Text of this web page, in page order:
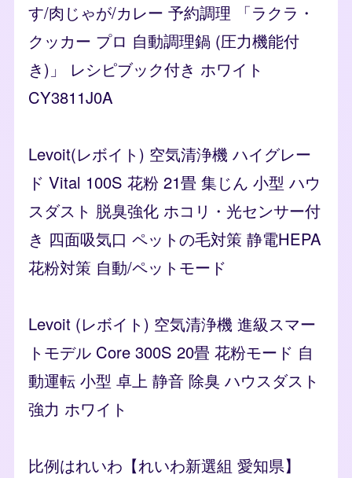
す/肉じゃが/カレー 予約調理 「ラクラ・
クッカー プロ 自動調理鍋 (圧力機能付
き)」 レシピブック付き ホワイト
CY3811J0A
Levoit(レボイト) 空気清浄機 ハイグレー
ド Vital 100S 花粉 21畳 集じん 小型 ハウ
スダスト 脱臭強化 ホコリ・光センサー付
き 四面吸気口 ペットの毛対策 静電HEPA
花粉対策 自動/ペットモード
Levoit (レボイト) 空気清浄機 進級スマー
トモデル Core 300S 20畳 花粉モード 自
動運転 小型 卓上 静音 除臭 ハウスダスト
強力 ホワイト
比例はれいわ【れいわ新選組 愛知県】